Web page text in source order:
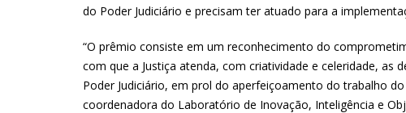
do Poder Judiciário e precisam ter atuado para a
“O prêmio consiste em um reconhecimento do
com que a Justiça atenda, com criatividade e celeridade, as
Poder Judiciário, em prol do aperfeiçoamento do trabalho
coordenadora do Laboratório de Inovação, Inteligência e